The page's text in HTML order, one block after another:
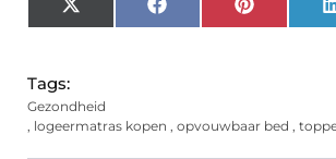
X
(Twitter)
FacebookPinterest
Tags:
Gezondheid
, logeermatras kopen , opvouwbaar bed ,